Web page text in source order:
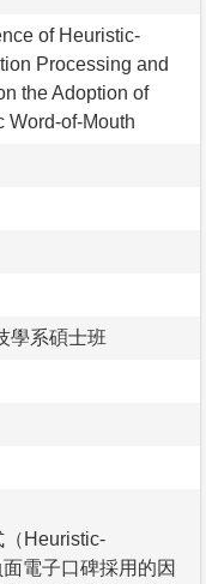
of Heuristic-
Processing and
the Adoption of
Word-of-Mouth
學系碩士班
Heuristic-
電子口碑採用的因